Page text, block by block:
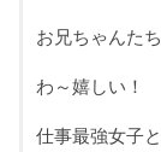
お兄ちゃんた
わ～嬉しい！
仕事最強女子